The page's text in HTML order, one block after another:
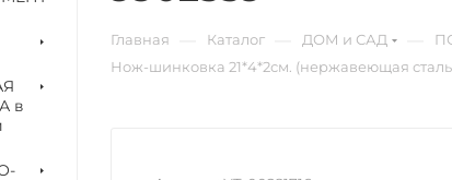
в
Главная Каталог ДОМ и САД
Нож-шинковка 21*4*2см. (нержавеющая